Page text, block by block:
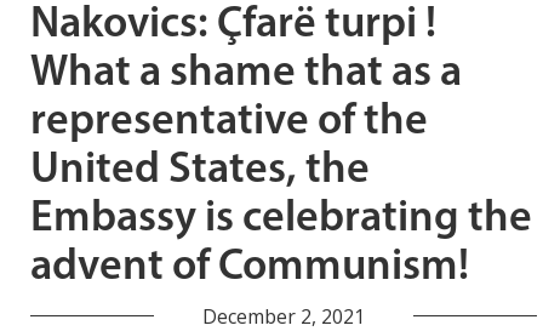
Nakovics: Çfarë turpi !
What a shame that as a
representative of the
United States, the
Embassy is celebrating the
advent of Communism!
December 2, 2021